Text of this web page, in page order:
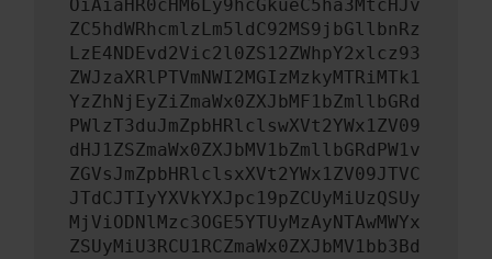
OiAiaHR0cHM6Ly9hcGkueC5ha3MtcHJv
ZC5hdWRhcmlzLm5ldC92MS9jbGllbnRz
LzE4NDEvd2Vic2l0ZS12ZWhpY2xlcz93
ZWJzaXRlPTVmNWI2MGIzMzkyMTRiMTk1
YzZhNjEyZiZmaWx0ZXJbMF1bZmllbGRd
PWlzT3duJmZpbHRlclswXVt2YWx1ZV09
dHJ1ZSZmaWx0ZXJbMV1bZmllbGRdPW1v
ZGVsJmZpbHRlclsxXVt2YWx1ZV09JTVC
JTdCJTIyYXVkYXJpc19pZCUyMiUzQSUy
MjViODNlMzc3OGE5YTUyMzAyNTAwMWYx
ZSUyMiU3RCU1RCZmaWx0ZXJbMV1bb3Bd